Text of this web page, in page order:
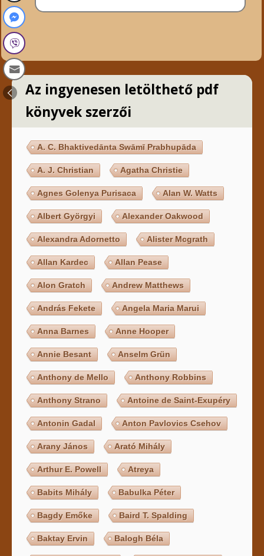
Az ingyenesen letölthető pdf
könyvek szerzői
A. C. Bhaktivedānta Swāmī Prabhupāda
A. J. Christian Agatha Christie
Agnes Golenya Purisaca Alan W. Watts
Albert Györgyi Alexander Oakwood
Alexandra Adornetto Alister Mcgrath
Allan Kardec Allan Pease
Alon Gratch Andrew Matthews
András Fekete Angela Maria Marui
Anna Barnes Anne Hooper
Annie Besant Anselm Grün
Anthony de Mello Anthony Robbins
Anthony Strano Antoine de Saint-Exupéry
Antonin Gadal Anton Pavlovics Csehov
Arany János Arató Mihály
Arthur E. Powell Atreya
Babits Mihály Babulka Péter
Bagdy Emőke Baird T. Spalding
Baktay Ervin Balogh Béla